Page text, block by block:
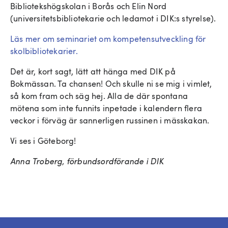
Bibliotekshögskolan i Borås och Elin Nord
(universitetsbibliotekarie och ledamot i DIK:s styrelse).
Läs mer om seminariet om kompetensutveckling för
skolbibliotekarier.
Det är, kort sagt, lätt att hänga med DIK på
Bokmässan. Ta chansen! Och skulle ni se mig i vimlet,
så kom fram och säg hej. Alla de där spontana
mötena som inte funnits inpetade i kalendern flera
veckor i förväg är sannerligen russinen i mässkakan.
Vi ses i Göteborg!
Anna Troberg, förbundsordförande i DIK